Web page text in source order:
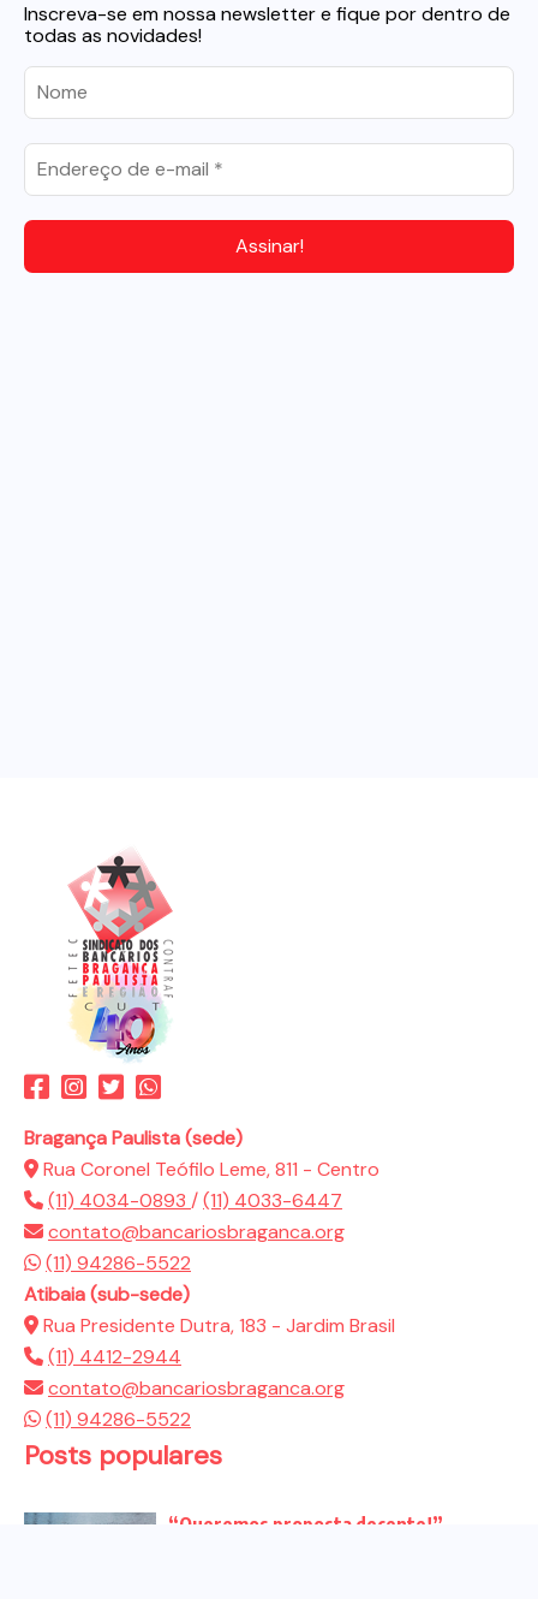
Inscreva-se em nossa newsletter e fique por dentro de
todas as novidades!
Bragança Paulista (sede)
Rua Coronel Teófilo Leme, 811 - Centro
(11) 4034-0893 /(11) 4033-6447
contato@bancariosbraganca.org
(11) 94286-5522
Atibaia (sub-sede)
Rua Presidente Dutra, 183 - Jardim Brasil
(11) 4412-2944
contato@bancariosbraganca.org
(11) 94286-5522
Posts populares
“Queremos proposta decente!”